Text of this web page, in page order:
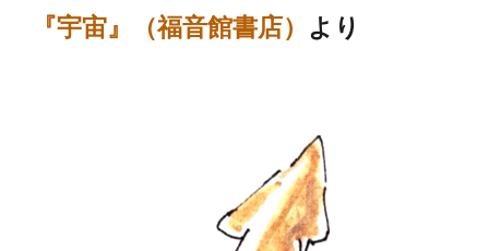
『宇宙』（福音館書店） より